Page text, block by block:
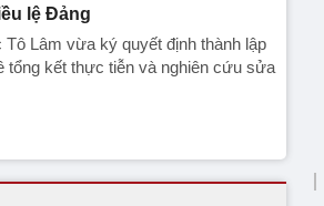
lệ Đảng
Lâm vừa ký quyết định thành lập
tổng kết thực tiễn và nghiên cứu sửa